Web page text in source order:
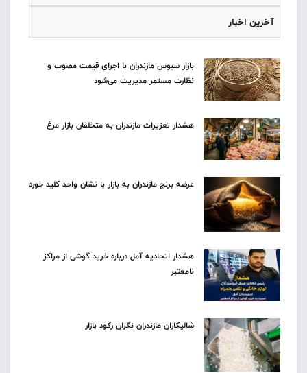
آخرین اخبار
بازار سبوس مازندران با اجرای قیمت مصوب و
نظارت مستمر مدیریت می‌شود
هشدار تعزیرات مازندران به متخلفان بازار مرغ
عرضه برنج مازندران به بازار با نشان واحد کلید خورد
هشدار اتحادیه آمل درباره خرید گوشی از مراکز
نامعتبر
شالیکاران مازندران نگران رکود بازار